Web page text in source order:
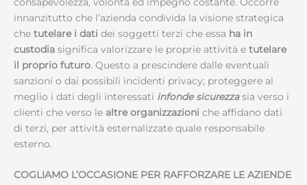
innanzitutto che l’azienda condivida la visione strategica
che tutelare i dati dei soggetti terzi che essa ha in
custodia significa valorizzare le proprie attività e tutelare
il proprio futuro. Questo a prescindere dalle eventuali
sanzioni o dai possibili incidenti privacy; proteggere al
meglio i dati degli interessati infonde sicurezzasia verso i
clienti che verso le altre organizzazioni che affidano dati
di terzi, per attività esternalizzate quale responsabile
esterno.
COGLIAMO L’OCCASIONE PER RAFFORZARE LE AZIENDE